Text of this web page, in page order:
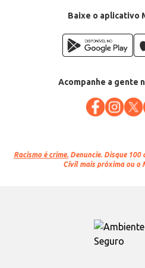
Baixe o aplicativo
Acompanhe a gente
Racismo é crime. Denuncie. Disque 100
Civil mais próxima ou o